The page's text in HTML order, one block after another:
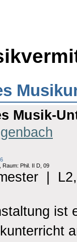
Musik-
Raum: Phil. II D, 09
ist